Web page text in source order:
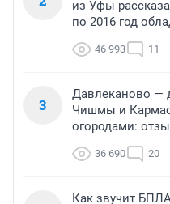
из Уфы
по 2016 год
46 993 11
3
Давлеканово —
Чишмы и
огородами:
36 690 20
Как звучит